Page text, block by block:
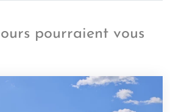
pourraient vous